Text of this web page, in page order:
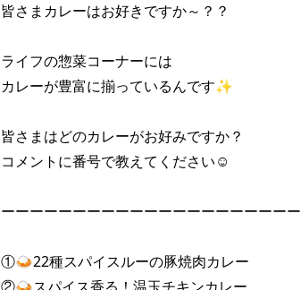
皆さまカレーはお好きですか～？？
ライフの惣菜コーナーには
カレーが豊富に揃っているんです✨
皆さまはどのカレーがお好みですか？
コメントに番号で教えてください☺
ーーーーーーーーーーーーーーーーーーーーー
①🍛22種スパイスルーの豚焼肉カレー